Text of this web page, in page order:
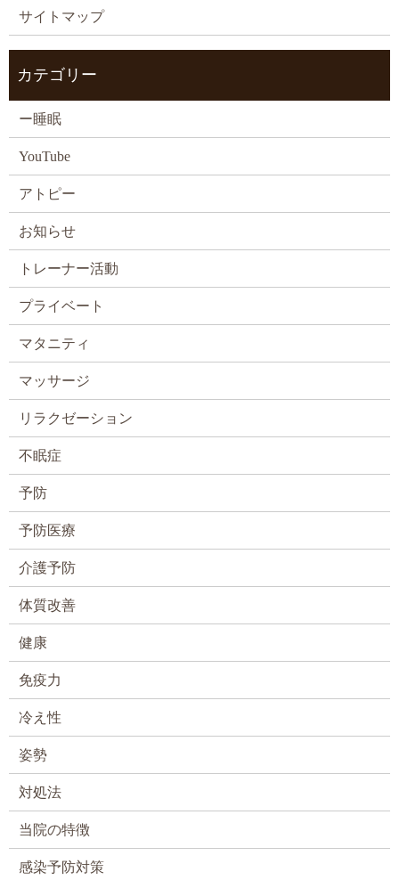
サイトマップ
カテゴリー
ー睡眠
YouTube
アトピー
お知らせ
トレーナー活動
プライベート
マタニティ
マッサージ
リラクゼーション
不眠症
予防
予防医療
介護予防
体質改善
健康
免疫力
冷え性
姿勢
対処法
当院の特徴
感染予防対策